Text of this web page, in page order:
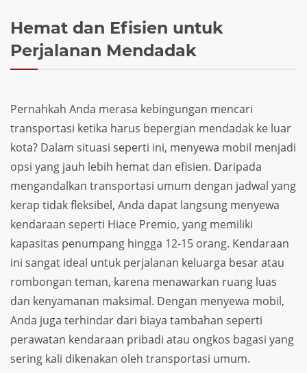
Hemat dan Efisien untuk
Perjalanan Mendadak
Pernahkah Anda merasa kebingungan mencari
transportasi ketika harus bepergian mendadak ke luar
kota? Dalam situasi seperti ini, menyewa mobil menjadi
opsi yang jauh lebih hemat dan efisien. Daripada
mengandalkan transportasi umum dengan jadwal yang
kerap tidak fleksibel, Anda dapat langsung menyewa
kendaraan seperti Hiace Premio, yang memiliki
kapasitas penumpang hingga 12-15 orang. Kendaraan
ini sangat ideal untuk perjalanan keluarga besar atau
rombongan teman, karena menawarkan ruang luas
dan kenyamanan maksimal. Dengan menyewa mobil,
Anda juga terhindar dari biaya tambahan seperti
perawatan kendaraan pribadi atau ongkos bagasi yang
sering kali dikenakan oleh transportasi umum.